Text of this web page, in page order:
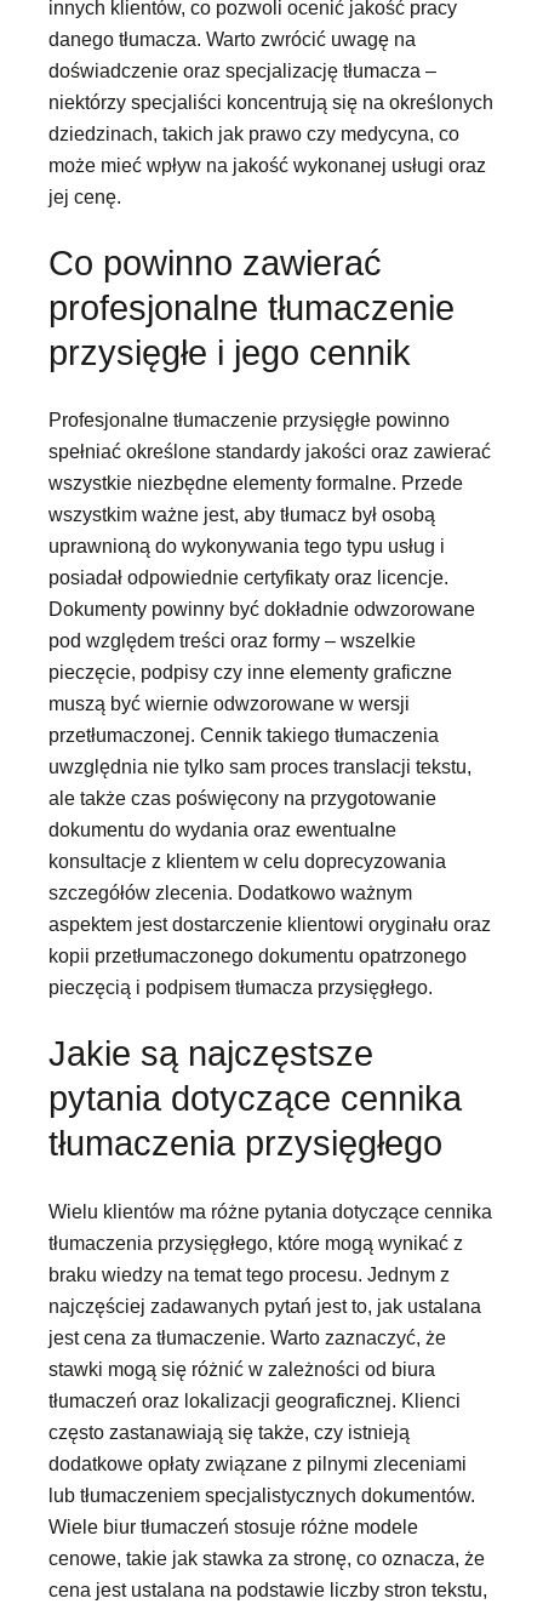
innych klientów, co pozwoli ocenić jakość pracy
danego tłumacza. Warto zwrócić uwagę na
doświadczenie oraz specjalizację tłumacza –
niektórzy specjaliści koncentrują się na określonych
dziedzinach, takich jak prawo czy medycyna, co
może mieć wpływ na jakość wykonanej usługi oraz
jej cenę.
Co powinno zawierać
profesjonalne tłumaczenie
przysięgłe i jego cennik
Profesjonalne tłumaczenie przysięgłe powinno
spełniać określone standardy jakości oraz zawierać
wszystkie niezbędne elementy formalne. Przede
wszystkim ważne jest, aby tłumacz był osobą
uprawnioną do wykonywania tego typu usług i
posiadał odpowiednie certyfikaty oraz licencje.
Dokumenty powinny być dokładnie odwzorowane
pod względem treści oraz formy – wszelkie
pieczęcie, podpisy czy inne elementy graficzne
muszą być wiernie odwzorowane w wersji
przetłumaczonej. Cennik takiego tłumaczenia
uwzględnia nie tylko sam proces translacji tekstu,
ale także czas poświęcony na przygotowanie
dokumentu do wydania oraz ewentualne
konsultacje z klientem w celu doprecyzowania
szczegółów zlecenia. Dodatkowo ważnym
aspektem jest dostarczenie klientowi oryginału oraz
kopii przetłumaczonego dokumentu opatrzonego
pieczęcią i podpisem tłumacza przysięgłego.
Jakie są najczęstsze
pytania dotyczące cennika
tłumaczenia przysięgłego
Wielu klientów ma różne pytania dotyczące cennika
tłumaczenia przysięgłego, które mogą wynikać z
braku wiedzy na temat tego procesu. Jednym z
najczęściej zadawanych pytań jest to, jak ustalana
jest cena za tłumaczenie. Warto zaznaczyć, że
stawki mogą się różnić w zależności od biura
tłumaczeń oraz lokalizacji geograficznej. Klienci
często zastanawiają się także, czy istnieją
dodatkowe opłaty związane z pilnymi zleceniami
lub tłumaczeniem specjalistycznych dokumentów.
Wiele biur tłumaczeń stosuje różne modele
cenowe, takie jak stawka za stronę, co oznacza, że
cena jest ustalana na podstawie liczby stron tekstu,